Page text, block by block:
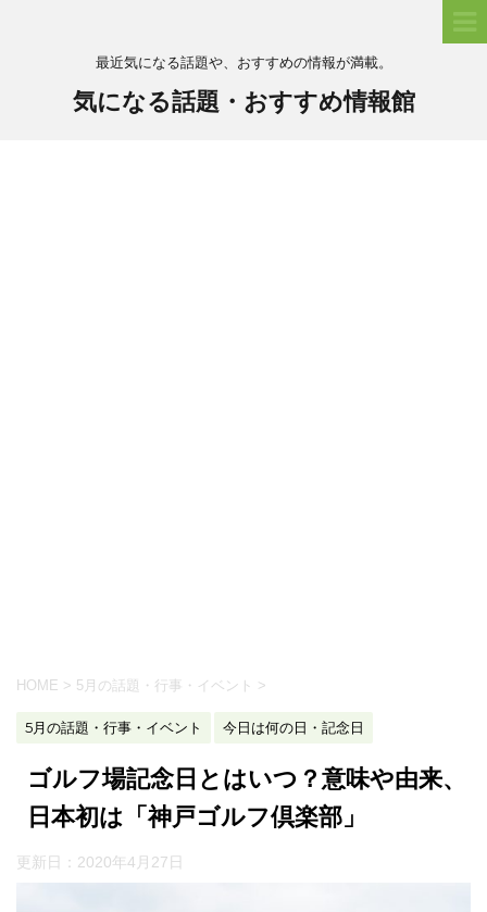
最近気になる話題や、おすすめの情報が満載。
気になる話題・おすすめ情報館
HOME > 5月の話題・行事・イベント >
5月の話題・行事・イベント 今日は何の日・記念日
ゴルフ場記念日とはいつ？意味や由来、
日本初は「神戸ゴルフ倶楽部」
更新日： 2020年4月27日